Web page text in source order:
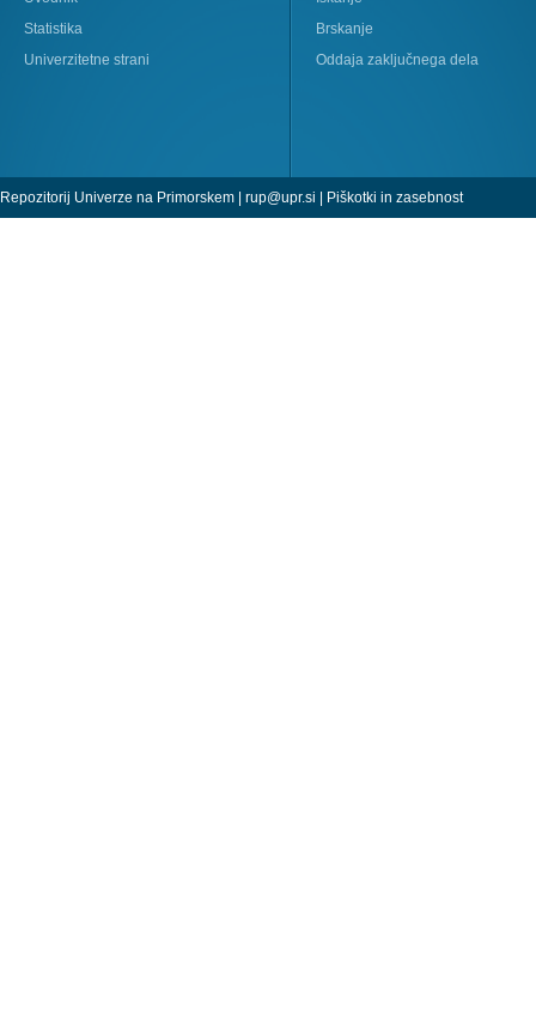
Statistika
Univerzitetne strani
Brskanje
Oddaja zaključnega dela
Repozitorij Univerze na Primorskem | rup@upr.si Piškotki in zasebnost